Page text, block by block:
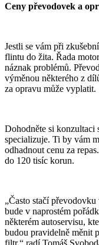
Ceny převodovek a
Jestli se vám při
flintu do žita. Řada
náznak problémů.
výměnou některého z
za opravu může vyplatit.
Dohodněte si konzultaci
specializuje. Ti by vám
odhadnout cenu za
do 120 tisíc korun.
„Často stačí
bude v naprostém
některém autoservisu,
budou pravidelně měnit
filtr,“ radí Tomáš